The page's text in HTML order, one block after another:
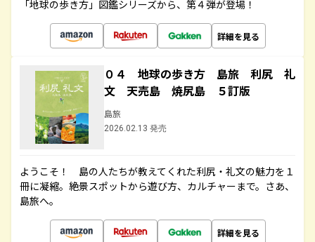
「地球の歩き方」図鑑シリーズから、第４弾が登場！
詳細を見る
０４ 地球の歩き方 島旅 利尻 礼
文 天売島 焼尻島 ５訂版
島旅
2026.02.13 発売
ようこそ！ 島の人たちが教えてくれた利尻・礼文の魅力を１
冊に凝縮。絶景スポットから遊び方、カルチャーまで。さあ、
島旅へ。
詳細を見る